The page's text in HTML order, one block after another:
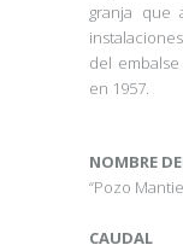
granja que
del
en 1957.
NOMBRE
“Pozo
CAUDAL